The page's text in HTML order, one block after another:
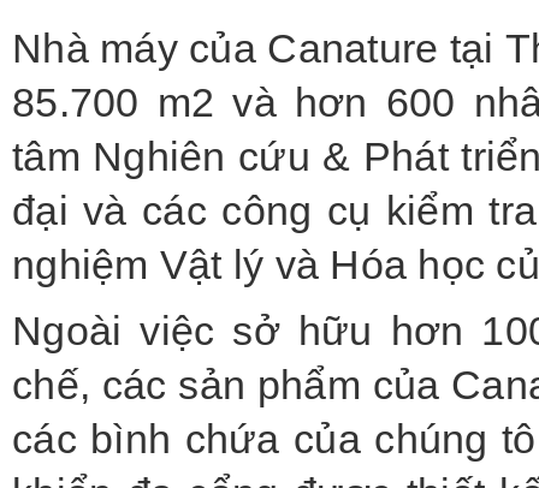
Nhà máy của Canature tại
85.700 m2 và hơn 600
tâm Nghiên cứu & Phát
đại và các công cụ kiểm
nghiệm Vật lý và Hóa học
Ngoài việc sở hữu hơn
chế, các sản phẩm của
các bình chứa của chúng